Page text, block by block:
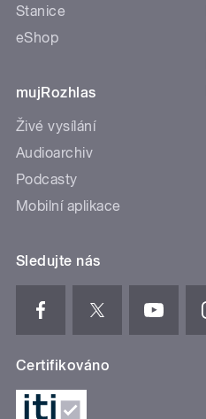
Stanice
eShop
mujRozhlas
Živé vysílání
Audioarchiv
Podcasty
Mobilní aplikace
Sledujte nás
Certifikováno